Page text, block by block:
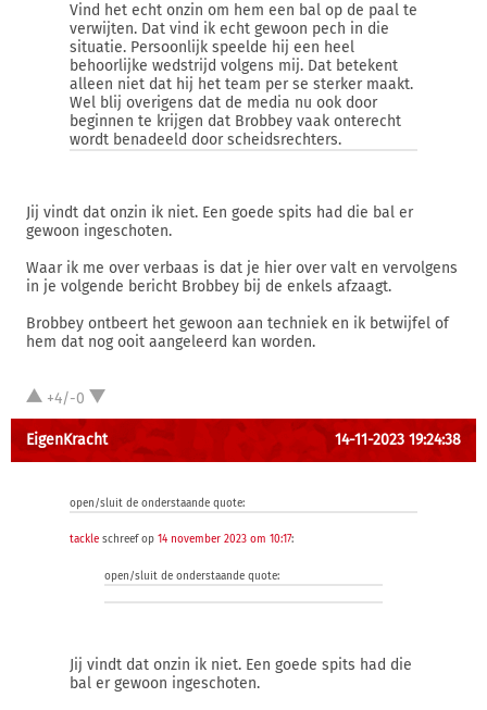
Vind het echt onzin om hem een bal op de paal te
verwijten. Dat vind ik echt gewoon pech in die
situatie. Persoonlijk speelde hij een heel
behoorlijke wedstrijd volgens mij. Dat betekent
alleen niet dat hij het team per se sterker maakt.
Wel blij overigens dat de media nu ook door
beginnen te krijgen dat Brobbey vaak onterecht
wordt benadeeld door scheidsrechters.
Jij vindt dat onzin ik niet. Een goede spits had die bal er
gewoon ingeschoten.
Waar ik me over verbaas is dat je hier over valt en vervolgens
in je volgende bericht Brobbey bij de enkels afzaagt.
Brobbey ontbeert het gewoon aan techniek en ik betwijfel of
hem dat nog ooit aangeleerd kan worden.
+4/-0
EigenKracht 14-11-2023 19:24:38
open/sluit de onderstaande quote:
tackle schreef op 14 november 2023 om 10:17:
open/sluit de onderstaande quote:
Jij vindt dat onzin ik niet. Een goede spits had die
bal er gewoon ingeschoten.